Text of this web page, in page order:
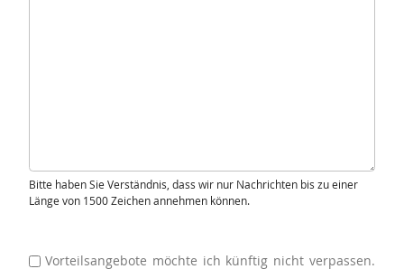
Bitte haben Sie Verständnis, dass wir nur Nachrichten bis zu einer
Länge von 1500 Zeichen annehmen können.
Vorteilsangebote möchte ich künftig nicht verpassen.